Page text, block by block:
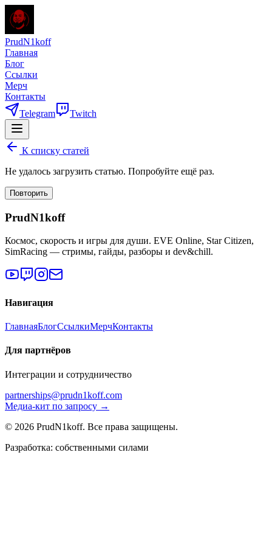
PrudN1koff
Главная
Блог
Ссылки
Мерч
Контакты
Telegram
Twitch
К списку статей
Не удалось загрузить статью. Попробуйте ещё раз.
Повторить
PrudN1koff
Космос, скорость и игры для души. EVE Online, Star Citizen,
SimRacing — стримы, гайды, разборы и dev&chill.
Навигация
ГлавнаяБлогСсылкиМерчКонтакты
Для партнёров
Интеграции и сотрудничество
partnerships@prudn1koff.com
Медиа-кит по запросу →
© 2026 PrudN1koff. Все права защищены.
Разработка: собственными силами